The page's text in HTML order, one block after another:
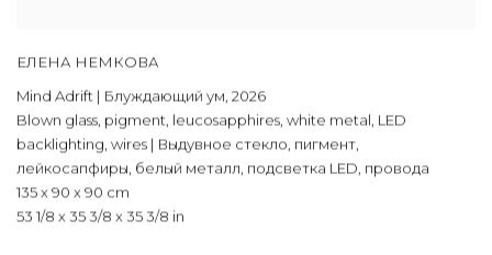
ЕЛЕНА НЕМКОВА
Mind Adrift | Блуждающий ум, 2026
Blown glass, pigment, leucosapphires, white metal, LED
backlighting, wires | Выдувное стекло, пигмент,
лейкосапфиры, белый металл, подсветка LED, провода
135 x 90 x 90 cm
53 1/8 x 35 3/8 x 35 3/8 in